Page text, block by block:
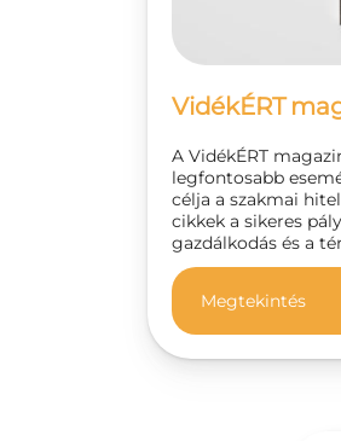
VidékÉRT
A VidékÉRT
legfontosabb
célja a szakmai
cikkek a sikeres
gazdálkodás és a
Megtekintés